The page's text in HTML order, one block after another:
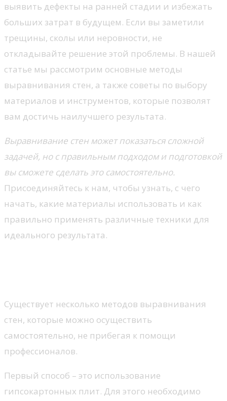
выявить дефекты на ранней стадии и избежать
больших затрат в будущем. Если вы заметили
трещины, сколы или неровности, не
откладывайте решение этой проблемы. В нашей
статье мы рассмотрим основные методы
выравнивания стен, а также советы по выбору
материалов и инструментов, которые позволят
вам достичь наилучшего результата.
Выравнивание стен может показаться сложной
задачей, но с правильным подходом и подготовкой
вы сможете сделать это самостоятельно.
Присоединяйтесь к нам, чтобы узнать, с чего
начать, какие материалы использовать и как
правильно применять различные техники для
идеального результата.
Существует несколько методов выравнивания
стен, которые можно осуществить
самостоятельно, не прибегая к помощи
профессионалов.
Первый способ – это использование
гипсокартонных плит. Для этого необходимо